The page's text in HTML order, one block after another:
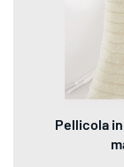
Pellicola